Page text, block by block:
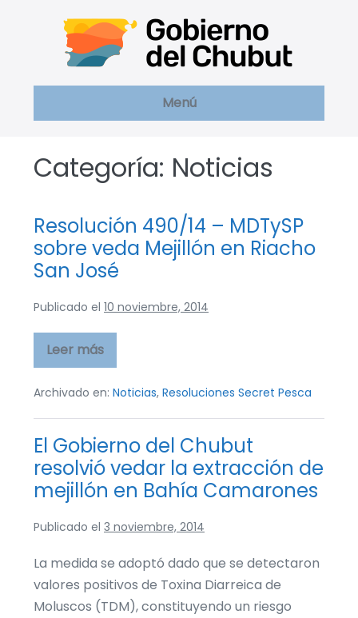
Menú
Categoría: Noticias
Resolución 490/14 – MDTySP
sobre veda Mejillón en Riacho
San José
Publicado el 10 noviembre, 2014
Leer másResolución
490/14
MDTySP
veda
en
Riacho
San
José
Archivado en: Noticias, Resoluciones Secret Pesca
El Gobierno del Chubut
resolvió vedar la extracción de
mejillón en Bahía Camarones
Publicado el 3 noviembre, 2014
La medida se adoptó dado que se detectaron
valores positivos de Toxina Diarreica de
Moluscos (TDM), constituyendo un riesgo